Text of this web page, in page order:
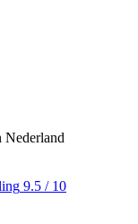
Nederland
9.5 / 10